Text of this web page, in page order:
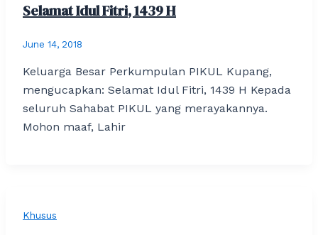
Selamat Idul Fitri, 1439 H
June 14, 2018
Keluarga Besar Perkumpulan PIKUL Kupang,
mengucapkan: Selamat Idul Fitri, 1439 H Kepada
seluruh Sahabat PIKUL yang merayakannya.
Mohon maaf, Lahir
Khusus